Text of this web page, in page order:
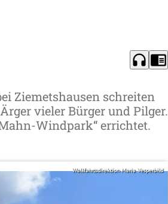
headphones chrome_reader_mode
Ziemetshausen schreiten
vieler Bürger und Pilger.
Windpark“ errichtet.
Wallfahrtsdirektion Maria Vesperbild